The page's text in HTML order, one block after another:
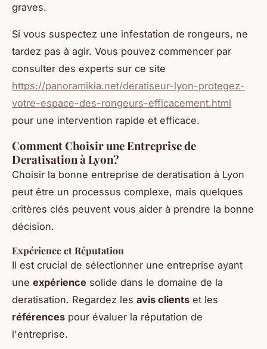
graves.
Si vous suspectez une infestation de rongeurs, ne
tardez pas à agir. Vous pouvez commencer par
consulter des experts sur ce site
https://panoramikia.net/deratiseur-lyon-protegez-
votre-espace-des-rongeurs-efficacement.html
pour une intervention rapide et efficace.
Comment Choisir une Entreprise de
Deratisation à Lyon?
Choisir la bonne entreprise de deratisation à Lyon
peut être un processus complexe, mais quelques
critères clés peuvent vous aider à prendre la bonne
décision.
Expérience et Réputation
Il est crucial de sélectionner une entreprise ayant
une expérience solide dans le domaine de la
deratisation. Regardez les avis clients et les
références pour évaluer la réputation de
l'entreprise.